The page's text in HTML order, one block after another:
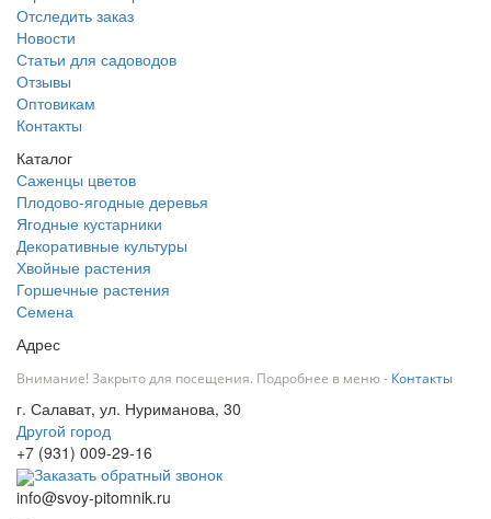
Отследить заказ
Новости
Статьи для садоводов
Отзывы
Оптовикам
Контакты
Каталог
Саженцы цветов
Плодово-ягодные деревья
Ягодные кустарники
Декоративные культуры
Хвойные растения
Горшечные растения
Семена
Адрес
Внимание! Закрыто для посещения. Подробнее в меню - Контакты
г. Салават, ул. Нуриманова, 30
Другой город
+7 (931) 009-29-16
Заказать обратный звонок
info@svoy-pitomnik.ru